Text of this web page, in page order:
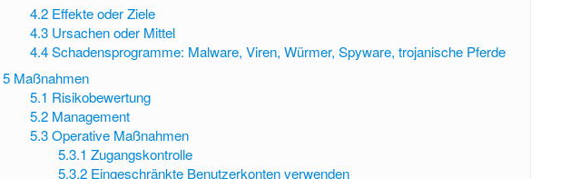
4.2 Effekte oder Ziele
4.3 Ursachen oder Mittel
4.4 Schadensprogramme: Malware, Viren, Würmer, Spyware, trojanische Pferde
5 Maßnahmen
5.1 Risikobewertung
5.2 Management
5.3 Operative Maßnahmen
5.3.1 Zugangskontrolle
5.3.2 Eingeschränkte Benutzerkonten verwenden